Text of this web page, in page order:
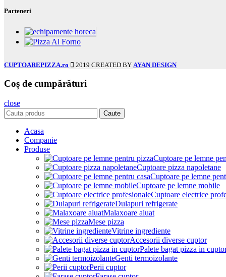
Parteneri
CUPTOAREPIZZA.ro 2019 CREATED BY AYAN DESIGN
Coș de cumpărături
close
Caute
Acasa
Companie
Produse
Cuptoare pe lemne
Cuptoare pizza napoletane
Cuptoare pe lemne
Cuptoare pe lemne mobile
Cuptoare electrice
Dulapuri refrigerate
Malaxoare aluat
Mese pizza
Vitrine ingrediente
Accesorii diverse cuptor
Palete bagat pizza in
Genti termoizolante
Perii cuptor